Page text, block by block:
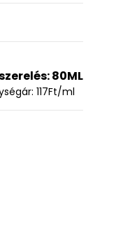
80ML
117Ft/ml